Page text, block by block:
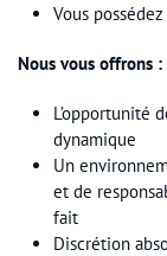
Vous
Nous vous offrons :
L’opportunité
dynamique
Un
et de
fait
Discrétion